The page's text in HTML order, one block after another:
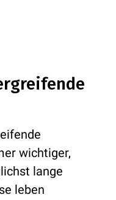
wichtiger,
lange
leben